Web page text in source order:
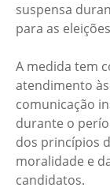
suspensa
para as
A medida tem
atendimento
comunicação
durante o
dos princípios
moralidade e
candidatos.